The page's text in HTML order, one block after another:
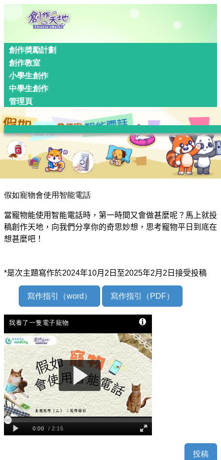
創作奬勵計劃
創作教室
小學生創作
中學生創作
管理頁
假如寵物會使用智能電話
當寵物能使用智能電話時，第一時間又會做甚麼呢？ 馬上就投
稿創作天地，向我們分享你的奇思妙想，思考寵物平日到底在
想甚麼吧！
*是次主題寫作於2024年10月2 日至2025年2月2 日接受投稿
寫作指引（word） 寫作指引（PDF）
投稿